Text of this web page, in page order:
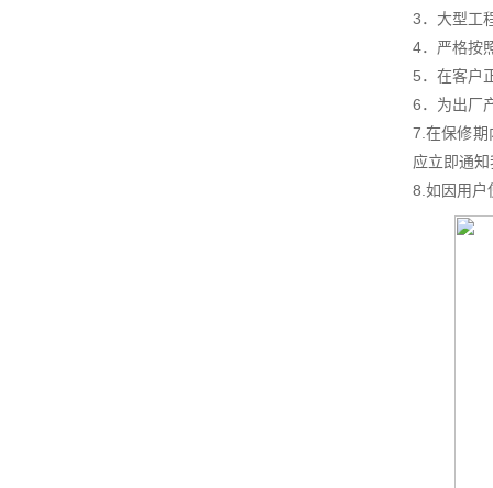
3．大型工
4．严格按
5．在客户
6．为出厂
7.在保修期
应立即通
8.如因用户